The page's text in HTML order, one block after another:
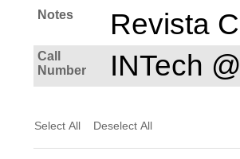
Notes
Revista
Call
Number
INTech
Select All Deselect All